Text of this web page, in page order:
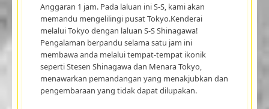
Anggaran 1 jam. Pada laluan ini S-S, kami akan
memandu mengelilingi pusat Tokyo.Kenderai
melalui Tokyo dengan laluan S-S Shinagawa!
Pengalaman berpandu selama satu jam ini
membawa anda melalui tempat-tempat ikonik
seperti Stesen Shinagawa dan Menara Tokyo,
menawarkan pemandangan yang menakjubkan dan
pengembaraan yang tidak dapat dilupakan.